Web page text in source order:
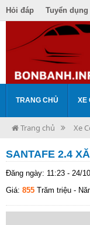
Hỏi đáp Tuyển dụng
TRANG CHỦ XE
Trang chủ Xe
SANTAFE 2.4
Đăng ngày: 11:23 - 24/
Giá: 855 Trăm triệu -